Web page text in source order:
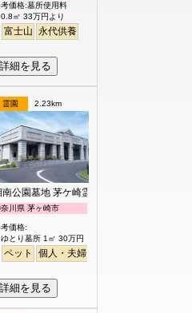
価格:墓所使用料
0.8㎡ 33万円より
富士山 永代供養
詳細を見る
明るい
霊園 2.23km
南公園墓地 茅ケ崎霊園
川県 茅ヶ崎市
価格:
ゆとり墓所 1㎡ 30万円
ペット 個人・夫婦
詳細を見る